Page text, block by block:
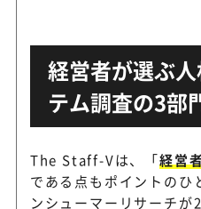
経営者が選ぶ
テム調査の3部
The Staff-Vは、「経営
である点もポイントのひ
ンシューマーリサーチ